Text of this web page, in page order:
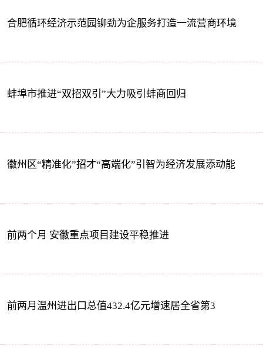
合肥循环经济示范园铆劲为企服务打造一流营商环境
蚌埠市推进“双招双引”大力吸引蚌商回归
徽州区“精准化”招才“高端化”引智为经济发展添动能
前两个月 安徽重点项目建设平稳推进
前两月温州进出口总值432.4亿元增速居全省第3